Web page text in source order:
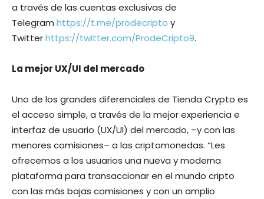
a través de las cuentas exclusivas de
Telegram https://t.me/prodecripto y
Twitterhttps://twitter.com/ProdeCripto9.
La mejor UX/UI del mercado
Uno de los grandes diferenciales de Tienda Crypto es
el acceso simple, a través de la mejor experiencia e
interfaz de usuario (UX/UI) del mercado, –y con las
menores comisiones– a las criptomonedas. “Les
ofrecemos a los usuarios una nueva y moderna
plataforma para transaccionar en el mundo cripto
con las más bajas comisiones y con un amplio